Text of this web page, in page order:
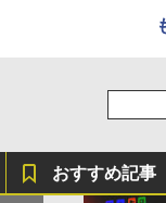
おすすめ記事